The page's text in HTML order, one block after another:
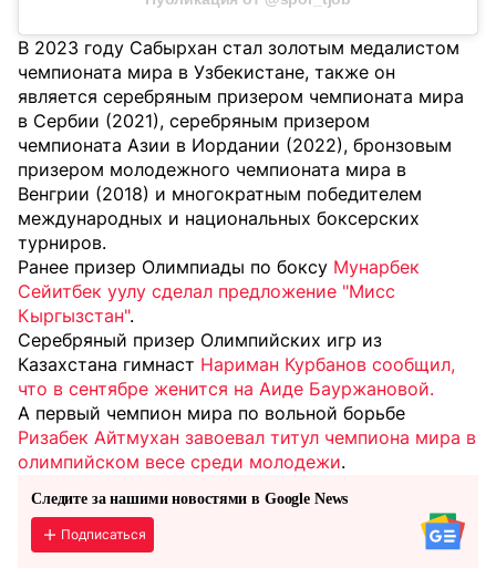
В 2023 году Сабырхан стал золотым медалистом
чемпионата мира в Узбекистане, также он
является серебряным призером чемпионата мира
в Сербии (2021), серебряным призером
чемпионата Азии в Иордании (2022), бронзовым
призером молодежного чемпионата мира в
Венгрии (2018) и многократным победителем
международных и национальных боксерских
турниров.
Ранее призер Олимпиады по боксу Мунарбек
Сейитбек уулу сделал предложение "Мисс
Кыргызстан".
Серебряный призер Олимпийских игр из
Казахстана гимнаст Нариман Курбанов сообщил,
что в сентябре женится на Аиде Бауржановой.
А первый чемпион мира по вольной борьбе
Ризабек Айтмухан завоевал титул чемпиона мира в
олимпийском весе среди молодежи.
Следите за нашими новостями в Google News
Подписаться